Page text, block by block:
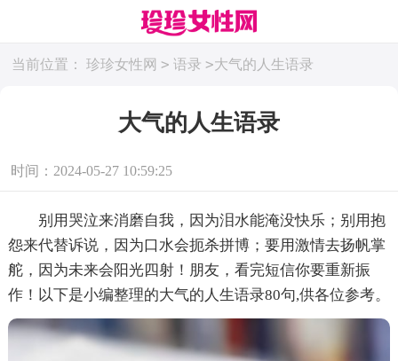
当前位置： 珍珍女性网 > 语录 >大气的人生语录
大气的人生语录
时间：2024-05-27 10:59:25
别用哭泣来消磨自我，因为泪水能淹没快乐；别用抱
怨来代替诉说，因为口水会扼杀拼博；要用激情去扬帆掌
舵，因为未来会阳光四射！朋友，看完短信你要重新振
作！以下是小编整理的大气的人生语录80句,供各位参考。